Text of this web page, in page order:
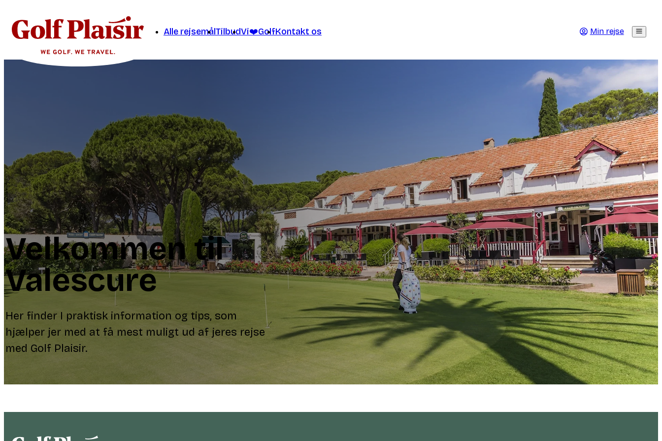
Alle rejsemålTilbudVi❤️GolfKontakt os Min rejse
Velkommen til
Valescure
Her finder I praktisk information og tips, som
hjælper jer med at få mest muligt ud af jeres rejse
med Golf Plaisir.